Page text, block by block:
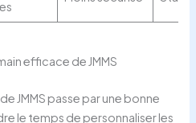
efficace de JMMS
JMMS passe par une bonne
le temps de personnaliser les